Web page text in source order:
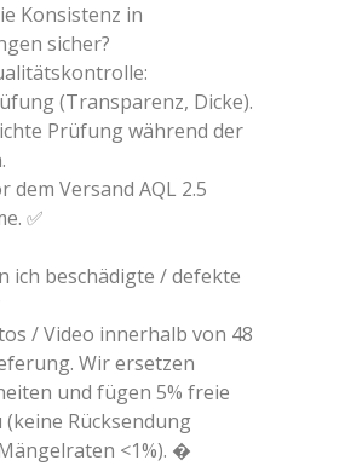
Konsistenz in
sicher?
(Transparenz, Dicke).
Prüfung während der
dem Versand AQL 2.5
✅
ich beschädigte / defekte
/ Video innerhalb von 48
Wir ersetzen
und fügen 5% freie
Rücksendung
<1%). �️